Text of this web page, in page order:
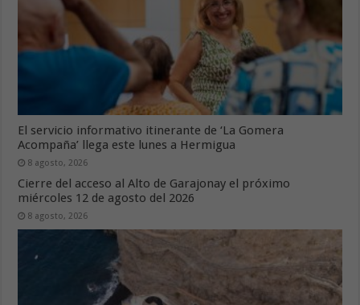
El servicio informativo itinerante de ‘La Gomera
Acompaña’ llega este lunes a Hermigua
8 agosto, 2026
Cierre del acceso al Alto de Garajonay el próximo
miércoles 12 de agosto del 2026
8 agosto, 2026